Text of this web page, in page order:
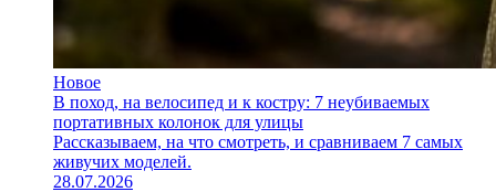
Новое
В поход, на велосипед и к костру: 7 неубиваемых
портативных колонок для улицы
Рассказываем, на что смотреть, и сравниваем 7 самых
живучих моделей.
28.07.2026